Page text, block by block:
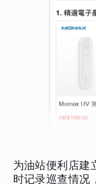
为油站便利店建
时记录巡查情况